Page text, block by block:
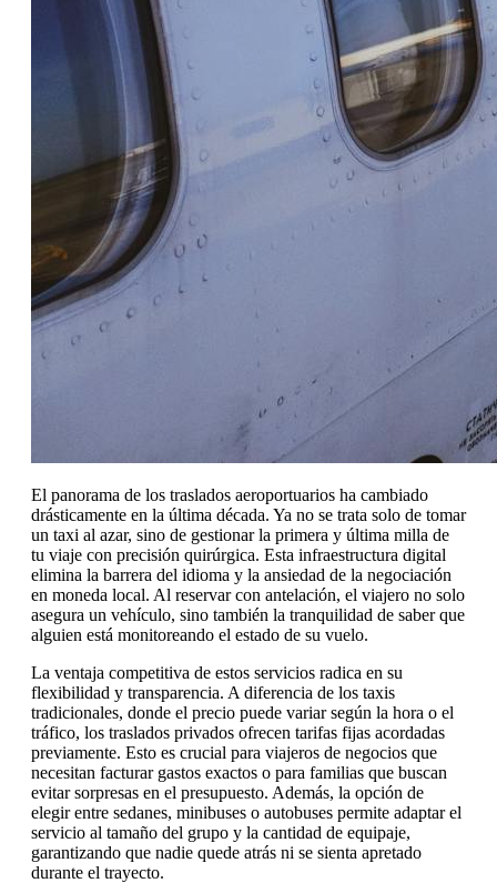
El panorama de los traslados aeroportuarios ha cambiado
drásticamente en la última década. Ya no se trata solo de tomar
un taxi al azar, sino de gestionar la primera y última milla de
tu viaje con precisión quirúrgica. Esta infraestructura digital
elimina la barrera del idioma y la ansiedad de la negociación
en moneda local. Al reservar con antelación, el viajero no solo
asegura un vehículo, sino también la tranquilidad de saber que
alguien está monitoreando el estado de su vuelo.
La ventaja competitiva de estos servicios radica en su
flexibilidad y transparencia. A diferencia de los taxis
tradicionales, donde el precio puede variar según la hora o el
tráfico, los traslados privados ofrecen tarifas fijas acordadas
previamente. Esto es crucial para viajeros de negocios que
necesitan facturar gastos exactos o para familias que buscan
evitar sorpresas en el presupuesto. Además, la opción de
elegir entre sedanes, minibuses o autobuses permite adaptar el
servicio al tamaño del grupo y la cantidad de equipaje,
garantizando que nadie quede atrás ni se sienta apretado
durante el trayecto.